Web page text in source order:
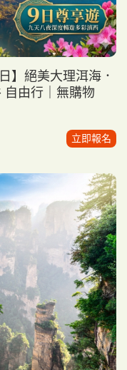
】絕美大理洱海．
自由行｜無購物
立即報名